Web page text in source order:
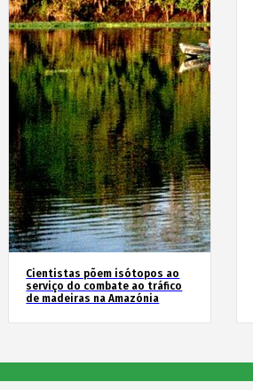
Cientistas põem isótopos ao
serviço do combate ao tráfico
de madeiras na Amazónia